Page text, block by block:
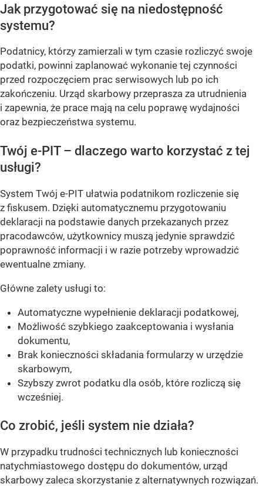
Jak przygotować się na niedostępność
systemu?
Podatnicy, którzy zamierzali w tym czasie rozliczyć swoje
podatki, powinni zaplanować wykonanie tej czynności
przed rozpoczęciem prac serwisowych lub po ich
zakończeniu. Urząd skarbowy przeprasza za utrudnienia
i zapewnia, że prace mają na celu poprawę wydajności
oraz bezpieczeństwa systemu.
Twój e-PIT – dlaczego warto korzystać z tej
usługi?
System Twój e-PIT ułatwia podatnikom rozliczenie się
z fiskusem. Dzięki automatycznemu przygotowaniu
deklaracji na podstawie danych przekazanych przez
pracodawców, użytkownicy muszą jedynie sprawdzić
poprawność informacji i w razie potrzeby wprowadzić
ewentualne zmiany.
Główne zalety usługi to:
Automatyczne wypełnienie deklaracji podatkowej,
Możliwość szybkiego zaakceptowania i wysłania
dokumentu,
Brak konieczności składania formularzy w urzędzie
skarbowym,
Szybszy zwrot podatku dla osób, które rozliczą się
wcześniej.
Co zrobić, jeśli system nie działa?
W przypadku trudności technicznych lub konieczności
natychmiastowego dostępu do dokumentów, urząd
skarbowy zaleca skorzystanie z alternatywnych rozwiązań.